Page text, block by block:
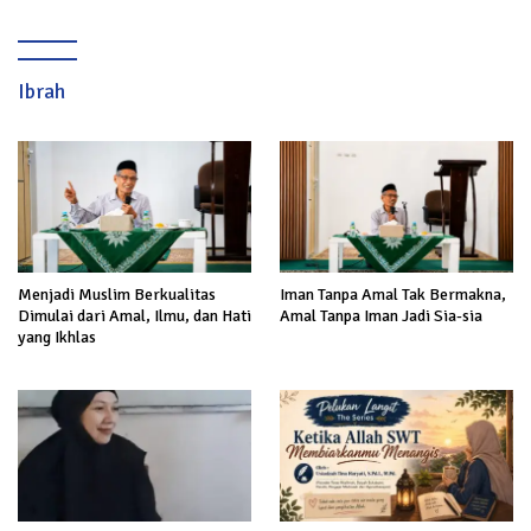
Ibrah
Menjadi Muslim Berkualitas
Dimulai dari Amal, Ilmu, dan Hati
yang Ikhlas
Iman Tanpa Amal Tak Bermakna,
Amal Tanpa Iman Jadi Sia-sia